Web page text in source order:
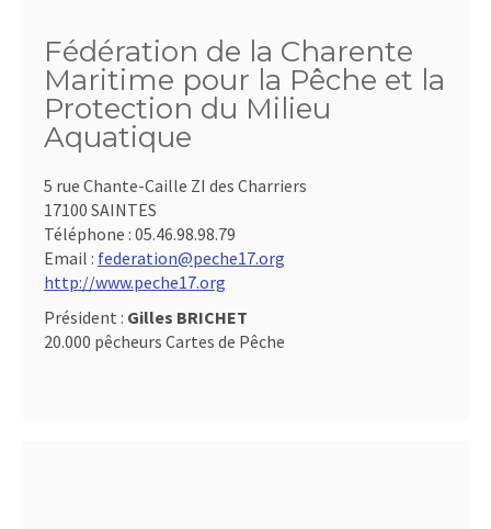
Fédération de la Charente
Maritime pour la Pêche et la
Protection du Milieu
Aquatique
5 rue Chante-Caille ZI des Charriers
17100 SAINTES
Téléphone : 05.46.98.98.79
Email : federation@peche17.org
http://www.peche17.org
Président : Gilles BRICHET
20.000 pêcheurs Cartes de Pêche